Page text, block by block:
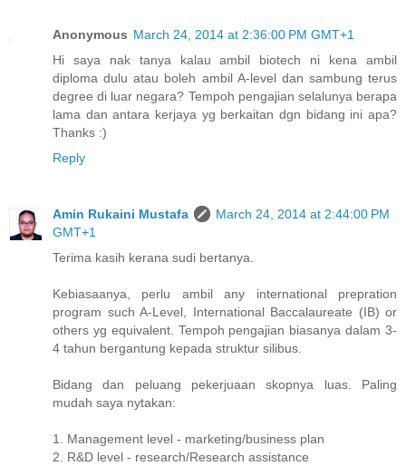
Anonymous March 24, 2014 at 2:36:00 PM GMT+1
Hi saya nak tanya kalau ambil biotech ni kena ambil
diploma dulu atau boleh ambil A-level dan sambung terus
degree di luar negara? Tempoh pengajian selalunya berapa
lama dan antara kerjaya yg berkaitan dgn bidang ini apa?
Thanks :)
Reply
Amin Rukaini Mustafa
March 24, 2014 at 2:44:00 PM
GMT+1
Terima kasih kerana sudi bertanya.
Kebiasaanya, perlu ambil any international prepration
program such A-Level, International Baccalaureate (IB) or
others yg equivalent. Tempoh pengajian biasanya dalam 3-
4 tahun bergantung kepada struktur silibus.
Bidang dan peluang pekerjuaan skopnya luas. Paling
mudah saya nytakan:
1. Management level - marketing/business plan
2. R&D level - research/Research assistance